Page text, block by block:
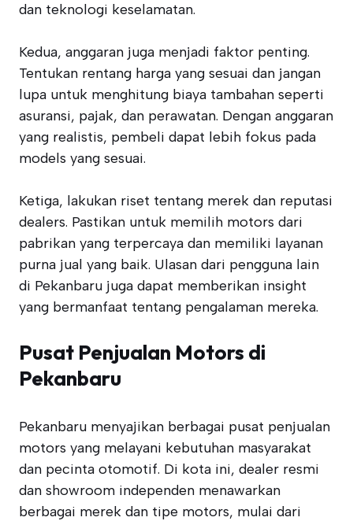
dan teknologi keselamatan.
Kedua, anggaran juga menjadi faktor penting.
Tentukan rentang harga yang sesuai dan jangan
lupa untuk menghitung biaya tambahan seperti
asuransi, pajak, dan perawatan. Dengan anggaran
yang realistis, pembeli dapat lebih fokus pada
models yang sesuai.
Ketiga, lakukan riset tentang merek dan reputasi
dealers. Pastikan untuk memilih motors dari
pabrikan yang terpercaya dan memiliki layanan
purna jual yang baik. Ulasan dari pengguna lain
di Pekanbaru juga dapat memberikan insight
yang bermanfaat tentang pengalaman mereka.
Pusat Penjualan Motors di
Pekanbaru
Pekanbaru menyajikan berbagai pusat penjualan
motors yang melayani kebutuhan masyarakat
dan pecinta otomotif. Di kota ini, dealer resmi
dan showroom independen menawarkan
berbagai merek dan tipe motors, mulai dari